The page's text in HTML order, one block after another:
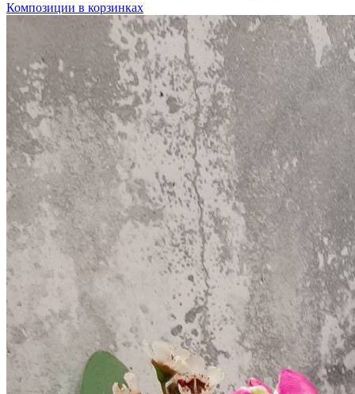
Композиции в корзинках